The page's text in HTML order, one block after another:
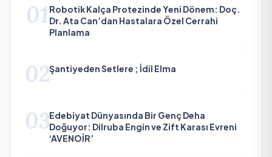
01 Robotik Kalça Protezinde Yeni Dönem: Doç.
Dr. Ata Can’dan Hastalara Özel Cerrahi
Planlama
02Şantiyeden Setlere ; İdil Elma
03Edebiyat Dünyasında Bir Genç Deha
Doğuyor: Dilruba Engin ve Zift Karası Evreni
‘AVENOİR’